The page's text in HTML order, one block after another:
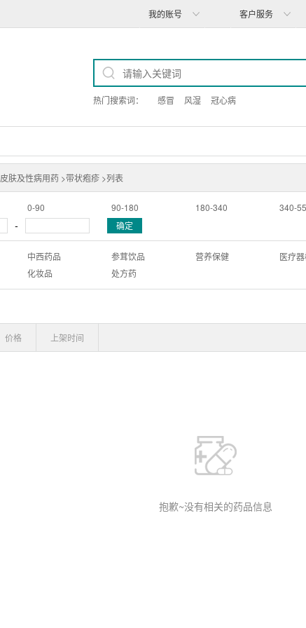
我的账号 客户服务
热门搜索词： 感冒 风湿 冠心病
皮肤及性病用药 >带状疱疹 >列表
0-90 90-180 180-340 340-
- 确定
中西药品 参茸饮品 营养保健 医疗
化妆品 处方药
价格 上架时间
抱歉~没有相关的药品信息